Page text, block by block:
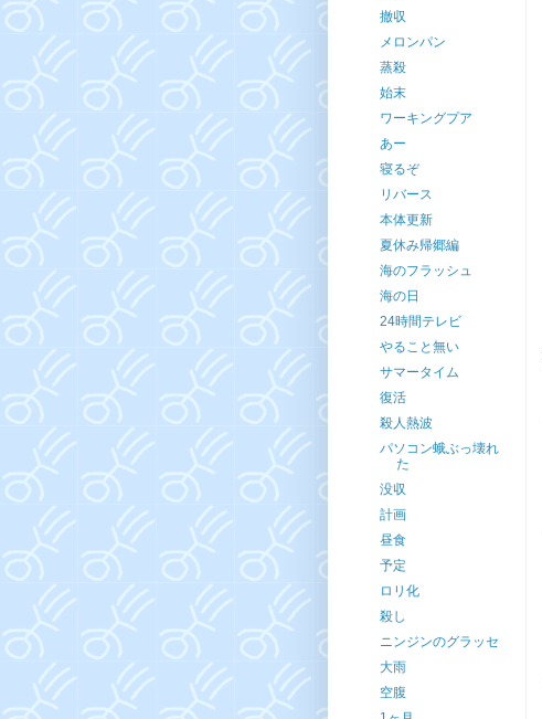
撤収
メロンパン
蒸殺
始末
ワーキングプア
あー
寝るぞ
リバース
本体更新
夏休み帰郷編
海のフラッシュ
海の日
24時間テレビ
やること無い
サマータイム
復活
殺人熱波
パソコン蛾ぶっ壊れ
た
没収
計画
昼食
予定
ロリ化
殺し
ニンジンのグラッセ
大雨
空腹